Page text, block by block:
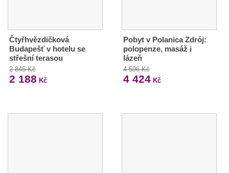
Čtyřhvězdičková
Budapešť v hotelu se
střešní terasou
2 845 Kč
2 188 Kč
Pobyt v Polanica Zdrój:
polopenze, masáž i
lázeň
4 596 Kč
4 424Kč